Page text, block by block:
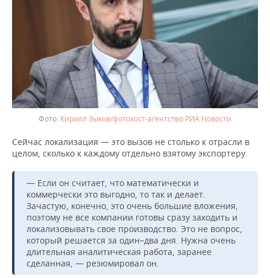
Кирилл Зыков/фотохост-агентство РИА Новости
Сейчас локализация — это вызов не столько к отрасли в
целом, сколько к каждому отдельно взятому экспортеру.
— Если он считает, что математически и
коммерчески это выгодно, то так и делает.
Зачастую, конечно, это очень большие вложения,
поэтому не все компании готовы сразу заходить и
локализовывать свое производство. Это не вопрос,
который решается за один–два дня. Нужна очень
длительная аналитическая работа, заранее
сделанная, — резюмировал он.